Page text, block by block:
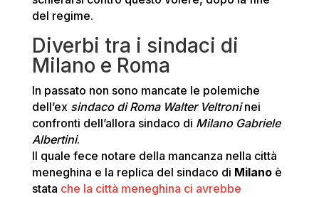
del regime.
Diverbi tra i sindaci di
Milano e Roma
In passato non sono mancate le polemiche
dell’ex sindaco di Roma Walter Veltroninei
confronti dell’allora sindaco di Milano Gabriele
Albertini.
Il quale fece notare della mancanza nella città
meneghina e la replica del sindaco di Milano è
stata che la città meneghina ci avrebbe